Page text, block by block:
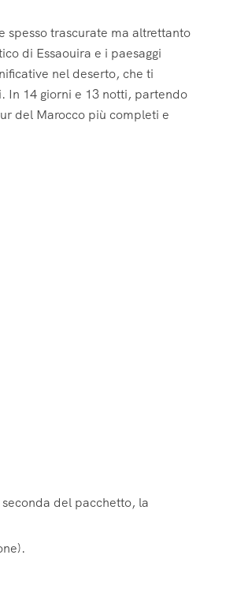
spesso trascurate ma altrettanto
di Essaouira e i paesaggi
nel deserto, che ti
In 14 giorni e 13 notti, partendo
del Marocco più completi e
del pacchetto, la